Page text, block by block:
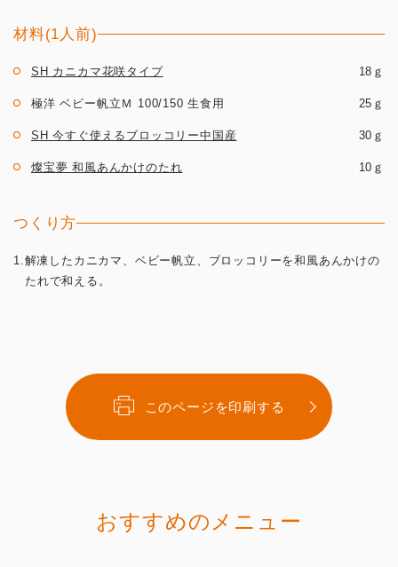
材料(1人前)
SH カニカマ花咲タイプ 18ｇ
極洋 ベビー帆立Ｍ 100/150 生食用 25ｇ
SH 今すぐ使えるブロッコリー中国産 30ｇ
燦宝夢 和風あんかけのたれ 10ｇ
つくり方
1.解凍したカニカマ、ベビー帆立、ブロッコリーを和風あんかけの
たれで和える。
このページを印刷する
おすすめのメニュー